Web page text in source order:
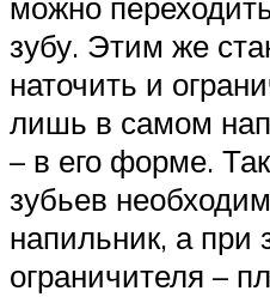
зубу. Этим же
наточить и
лишь в самом
– в его форме.
зубьев
напильник, а при
ограничителя –